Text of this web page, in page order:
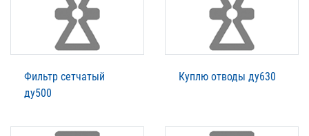
Фильтр сетчатый
ду500
Куплю отводы ду630